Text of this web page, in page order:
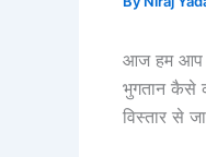
आज हम आप
भुगतान कैसे
विस्तार से